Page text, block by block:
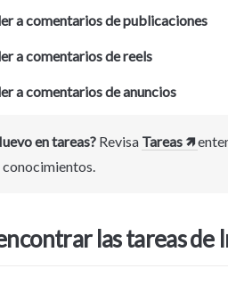
a comentarios de publicaciones
a comentarios de reels
a comentarios de anuncios
en tareas? Revisa Tareas 🡽
conocimientos.
las tareas de